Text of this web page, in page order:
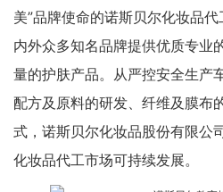
美”品牌使命的诺斯贝尔化妆品
内外众多知名品牌提供优质专业
量的护肤产品。从严控安全生产
配方及原料的研发、纤维及膜布
式，诺斯贝尔化妆品股份有限公
化妆品代工市场可持续发展。